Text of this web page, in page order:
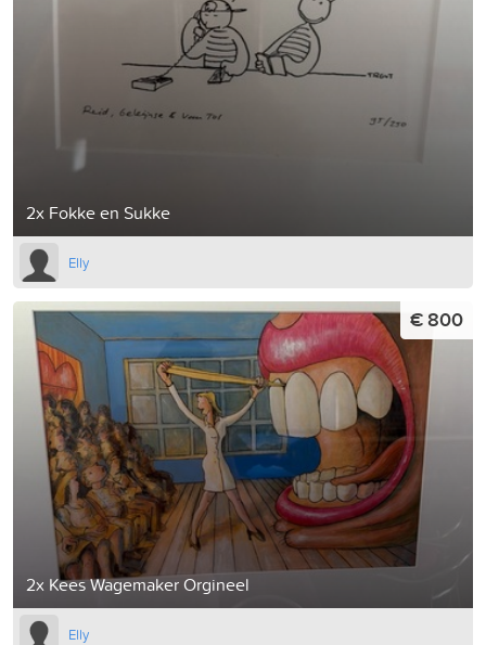
2x Fokke en Sukke
Elly
2x Kees Wagemaker Orgineel
€ 800
Elly